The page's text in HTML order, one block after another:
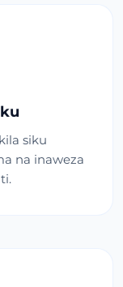
siku
na inaweza